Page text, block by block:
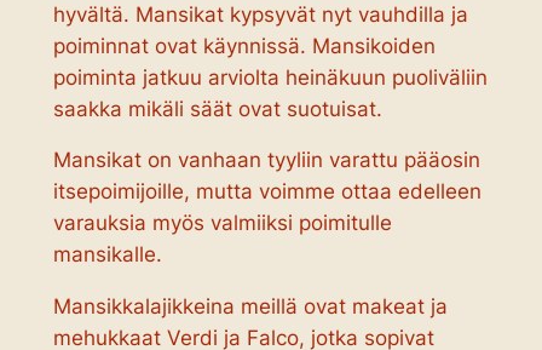
hyvältä. Mansikat kypsyvät nyt vauhdilla ja
poiminnat ovat käynnissä. Mansikoiden
poiminta jatkuu arviolta heinäkuun puoliväliin
saakka mikäli säät ovat suotuisat.
Mansikat on vanhaan tyyliin varattu pääosin
itsepoimijoille, mutta voimme ottaa edelleen
varauksia myös valmiiksi poimitulle
mansikalle.
Mansikkalajikkeina meillä ovat makeat ja
mehukkaat Verdi ja Falco, jotka sopivat